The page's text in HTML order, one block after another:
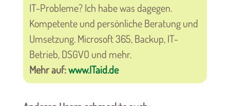
IT-Probleme? Ich habe was dagegen.
Kompetente und persönliche Beratung und
Umsetzung. Microsoft 365, Backup, IT-
Betrieb, DSGVO und mehr.
Mehr auf:www.ITaid.de